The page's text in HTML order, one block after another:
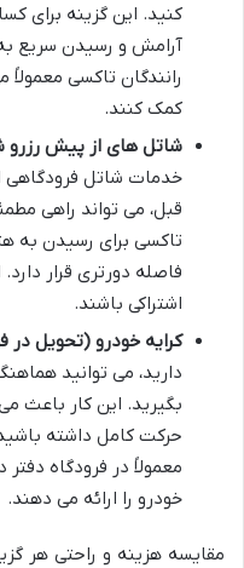
کنید. این گزینه برای
آرامش و رسیدن سریع
رانندگان تاکسی
کمک کنند.
شاتل های از پیش رزرو
خدمات شاتل فرودگاهی
قبل، می تواند راهی
تاکسی برای رسیدن به
فاصله دورتری قرار
اشتراکی باشند.
کرایه خودرو (تحویل در
دارید، می توانید
بگیرید. این کار باعث
حرکت کامل داشته
معمولاً در فرودگاه
خودرو را ارائه می دهند.
مقایسه هزینه و راحتی هر